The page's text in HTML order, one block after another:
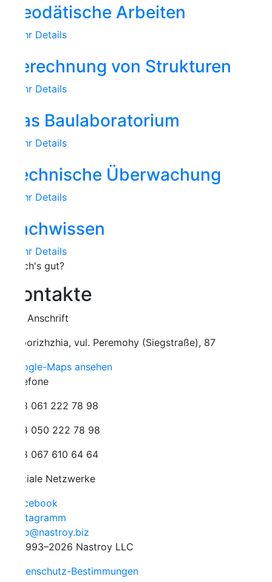
Arbeiten
Details
von Strukturen
Details
Baulaboratorium
Details
Überwachung
Details
Details
gut?
vul. Peremohy (Siegstraße), 87
Maps ansehen
061 222 78 98
050 222 78 98
067 610 64 64
Netzwerke
Nastroy LLC
Bestimmungen